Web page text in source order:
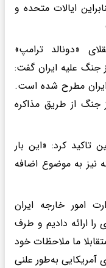
ایالات متحده و
«دونالد ترامپ»
جنگ علیه ایران گفت:
مطرح شده است.
از طریق مذاکره
تاکید کرد: «این بار
نیز به موضوع اضافه
امور خارجه ایران
«ما بعد از اینکه طرح ۱۴ بندی را ارائه دادیم و طرف
ما ملاحظات خود
آمریکایی به‌طور علنی